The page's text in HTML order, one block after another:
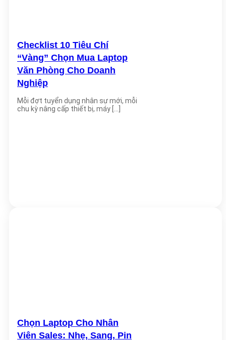
Checklist 10 Tiêu Chí
“Vàng” Chọn Mua Laptop
Văn Phòng Cho Doanh
Nghiệp
Mỗi đợt tuyển dụng nhân sự mới, mỗi
chu kỳ nâng cấp thiết bị, máy [...]
Chọn Laptop Cho Nhân
Viên Sales: Nhẹ, Sang, Pin